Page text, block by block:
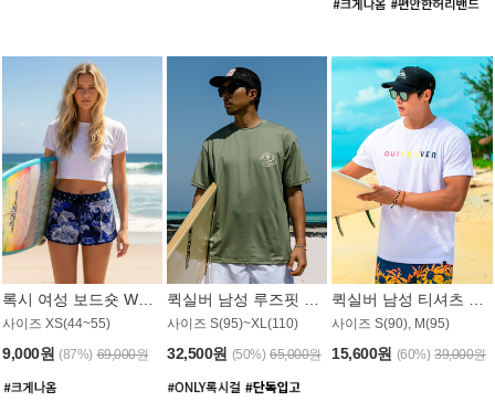
사이즈 XS(44~55)
9,000원 (87%) 69,000원
사이즈 S(95)~XL(110)
32,500원 (50%) 65,000원
사이즈 S(90), M(95)
15,600원 (60%) 39,000원